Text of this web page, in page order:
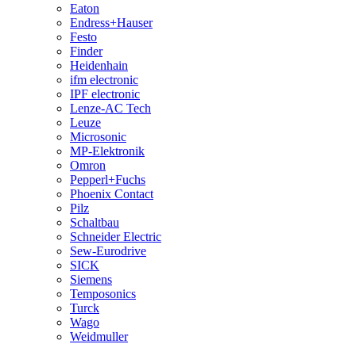
Eaton
Endress+Hauser
Festo
Finder
Heidenhain
ifm electronic
IPF electronic
Lenze-AC Tech
Leuze
Microsonic
MP-Elektronik
Omron
Pepperl+Fuchs
Phoenix Contact
Pilz
Schaltbau
Schneider Electric
Sew-Eurodrive
SICK
Siemens
Temposonics
Turck
Wago
Weidmuller